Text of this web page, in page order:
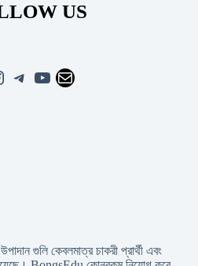
US
Telegram
YouTube
Mail
গুলি কেবলমাত্র চাকরী প্রার্থী এবং